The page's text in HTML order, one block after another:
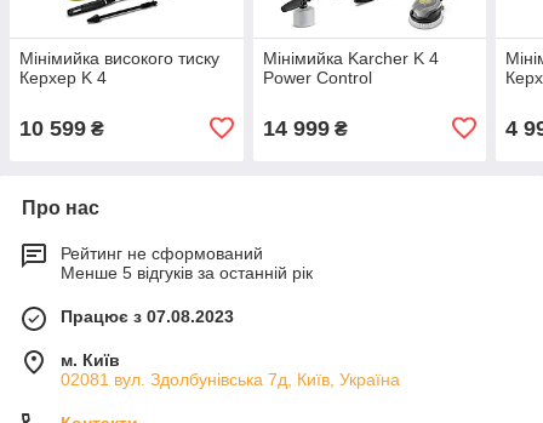
Мінімийка високого тиску
Керхер K 4
10 599 ₴
Мінімийка Karcher K 4
Power Control
14 999₴ 4
Про нас
Рейтинг не сформований
Менше 5 відгуків за останній рік
Працює з 07.08.2023
м. Київ
02081 вул. Здолбунівська 7д, Київ, Україна